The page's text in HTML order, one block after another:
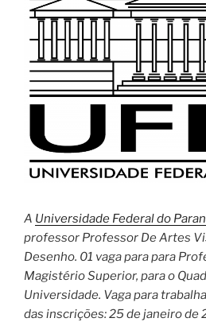
A Universidade Federal do
professor Professor De Artes
Desenho. 01 vaga para para
Magistério Superior, para o
Universidade. Vaga para
das inscrições: 25 de janeiro de